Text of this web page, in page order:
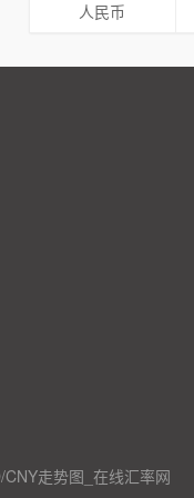
人民币
走势图_在线汇率网